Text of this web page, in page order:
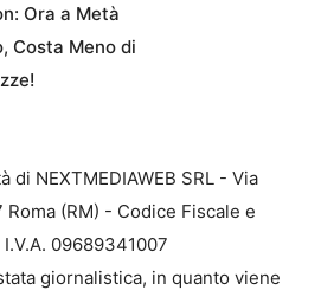
Ora a Metà
Costa Meno di
di NEXTMEDIAWEB SRL - Via
Roma (RM) - Codice Fiscale e
09689341007
giornalistica, in quanto viene